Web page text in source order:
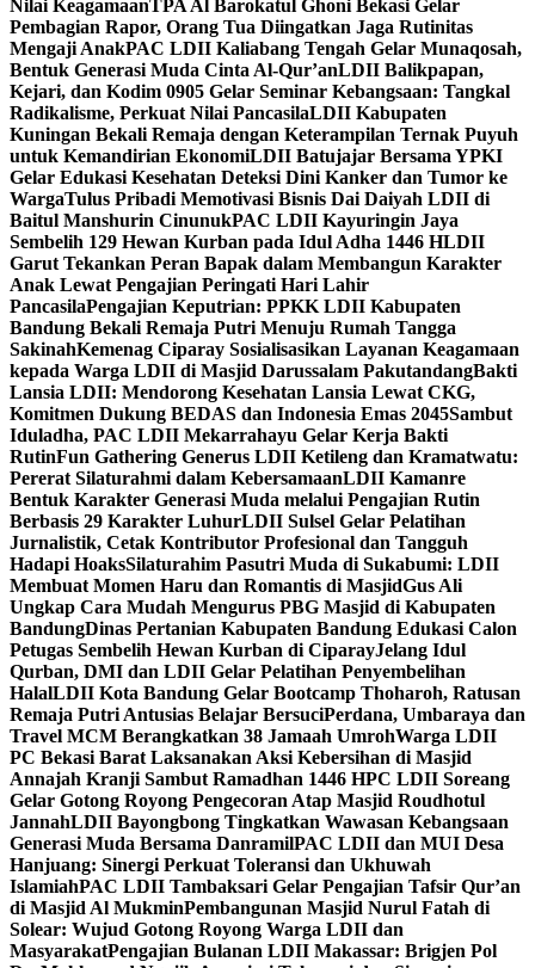
Nilai KeagamaanTPA Al Barokatul Ghoni Bekasi Gelar
Pembagian Rapor, Orang Tua Diingatkan Jaga Rutinitas
Mengaji AnakPAC LDII Kaliabang Tengah Gelar Munaqosah,
Bentuk Generasi Muda Cinta Al-Qur’anLDII Balikpapan,
Kejari, dan Kodim 0905 Gelar Seminar Kebangsaan: Tangkal
Radikalisme, Perkuat Nilai PancasilaLDII Kabupaten
Kuningan Bekali Remaja dengan Keterampilan Ternak Puyuh
untuk Kemandirian EkonomiLDII Batujajar Bersama YPKI
Gelar Edukasi Kesehatan Deteksi Dini Kanker dan Tumor ke
WargaTulus Pribadi Memotivasi Bisnis Dai Daiyah LDII di
Baitul Manshurin CinunukPAC LDII Kayuringin Jaya
Sembelih 129 Hewan Kurban pada Idul Adha 1446 HLDII
Garut Tekankan Peran Bapak dalam Membangun Karakter
Anak Lewat Pengajian Peringati Hari Lahir
PancasilaPengajian Keputrian: PPKK LDII Kabupaten
Bandung Bekali Remaja Putri Menuju Rumah Tangga
SakinahKemenag Ciparay Sosialisasikan Layanan Keagamaan
kepada Warga LDII di Masjid Darussalam PakutandangBakti
Lansia LDII: Mendorong Kesehatan Lansia Lewat CKG,
Komitmen Dukung BEDAS dan Indonesia Emas 2045Sambut
Iduladha, PAC LDII Mekarrahayu Gelar Kerja Bakti
RutinFun Gathering Generus LDII Ketileng dan Kramatwatu:
Pererat Silaturahmi dalam KebersamaanLDII Kamanre
Bentuk Karakter Generasi Muda melalui Pengajian Rutin
Berbasis 29 Karakter LuhurLDII Sulsel Gelar Pelatihan
Jurnalistik, Cetak Kontributor Profesional dan Tangguh
Hadapi HoaksSilaturahim Pasutri Muda di Sukabumi: LDII
Membuat Momen Haru dan Romantis di MasjidGus Ali
Ungkap Cara Mudah Mengurus PBG Masjid di Kabupaten
BandungDinas Pertanian Kabupaten Bandung Edukasi Calon
Petugas Sembelih Hewan Kurban di CiparayJelang Idul
Qurban, DMI dan LDII Gelar Pelatihan Penyembelihan
HalalLDII Kota Bandung Gelar Bootcamp Thoharoh, Ratusan
Remaja Putri Antusias Belajar BersuciPerdana, Umbaraya dan
Travel MCM Berangkatkan 38 Jamaah UmrohWarga LDII
PC Bekasi Barat Laksanakan Aksi Kebersihan di Masjid
Annajah Kranji Sambut Ramadhan 1446 HPC LDII Soreang
Gelar Gotong Royong Pengecoran Atap Masjid Roudhotul
JannahLDII Bayongbong Tingkatkan Wawasan Kebangsaan
Generasi Muda Bersama DanramilPAC LDII dan MUI Desa
Hanjuang: Sinergi Perkuat Toleransi dan Ukhuwah
IslamiahPAC LDII Tambaksari Gelar Pengajian Tafsir Qur’an
di Masjid Al MukminPembangunan Masjid Nurul Fatah di
Solear: Wujud Gotong Royong Warga LDII dan
MasyarakatPengajian Bulanan LDII Makassar: Brigjen Pol